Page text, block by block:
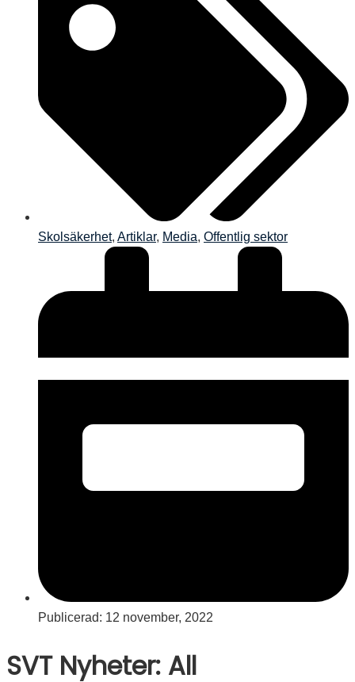
Skolsäkerhet, Artiklar, Media, Offentlig sektor
Publicerad: 12 november, 2022
SVT Nyheter: All